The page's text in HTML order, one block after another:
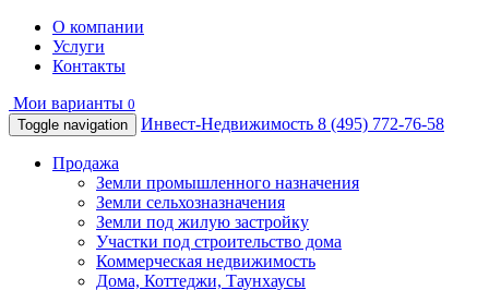
О компании
Услуги
Контакты
Мои варианты 0
Toggle navigation
Инвест-Недвижимость 8 (495) 772-76-58
Продажа
Земли промышленного назначения
Земли сельхозназначения
Земли под жилую застройку
Участки под строительство дома
Коммерческая недвижимость
Дома, Коттеджи, Таунхаусы